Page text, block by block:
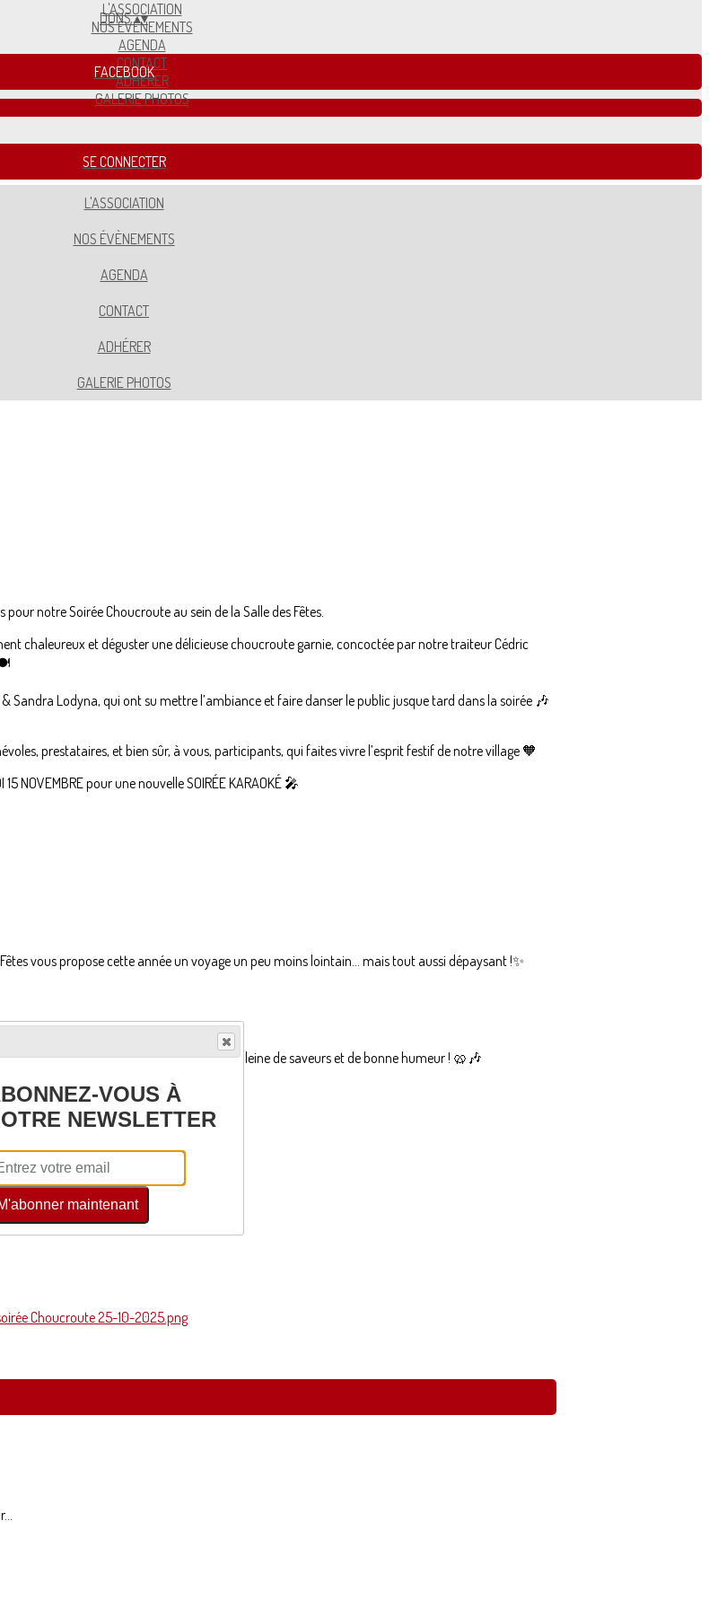
L'ASSOCIATION
NOS ÉVÈNEMENTS
AGENDA
CONTACT
ADHÉRER
GALERIE PHOTOS
DONS▴▾
FACEBOOK
SE CONNECTER
L'ASSOCIATION
NOS ÉVÈNEMENTS
AGENDA
CONTACT
ADHÉRER
GALERIE PHOTOS
notre Soirée Choucroute au sein de la Salle des Fêtes.
chaleureux et déguster une délicieuse choucroute garnie, concoctée par notre traiteur Cédric
🍽️
Sandra Lodyna, qui ont su mettre l’ambiance et faire danser le public jusque tard dans la soirée 🎶
prestataires, et bien sûr, à vous, participants, qui faites vivre l’esprit festif de notre village 🧡
NOVEMBRE pour une nouvelle SOIRÉE KARAOKÉ 🎤
vous propose cette année un voyage un peu moins lointain… mais tout aussi dépaysant !✨
Montravel pour une soirée alsacienne pleine de saveurs et de bonne humeur ! 🥨🎶
Lodyna et Allan Glow 🕺💃
Choucroute 25-10-2025.png
VOUS À
NEWSLETTER
maintenant